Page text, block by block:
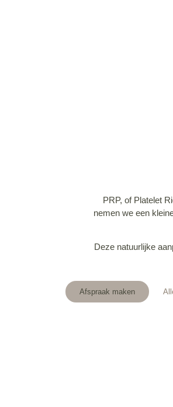
PRP, of Platelet
nemen we een
Deze natuurlijke
Afspraak maken